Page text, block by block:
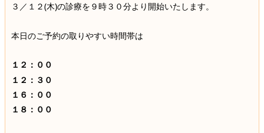
３／１２(木)の診療を９時３０分より開始いたします。
本日のご予約の取りやすい時間帯は
１２：００
１２：３０
１６：００
１８：００